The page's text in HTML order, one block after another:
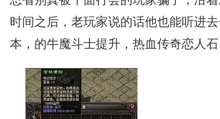
时间之后，老玩家说的话他也能听进
本，的牛魔斗士提升，热血传奇恋人